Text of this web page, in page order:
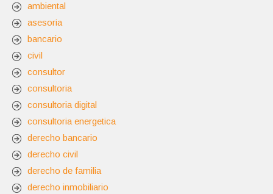
ambiental
asesoria
bancario
civil
consultor
consultoria
consultoria digital
consultoria energetica
derecho bancario
derecho civil
derecho de familia
derecho inmobiliario